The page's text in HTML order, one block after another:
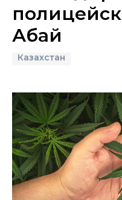
Абай
Казахстан